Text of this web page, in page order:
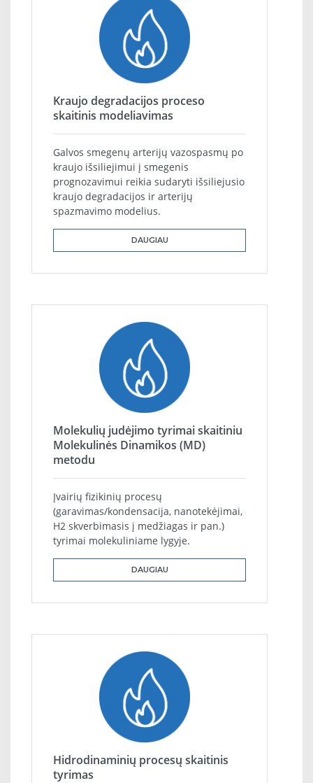
Kraujo degradacijos proceso
skaitinis modeliavimas
Galvos smegenų arterijų vazospasmų po
kraujo išsiliejimui į smegenis
prognozavimui reikia sudaryti išsiliejusio
kraujo degradacijos ir arterijų
spazmavimo modelius.
DAUGIAU
Molekulių judėjimo tyrimai skaitiniu
Molekulinės Dinamikos (MD)
metodu
Įvairių fizikinių procesų
(garavimas/kondensacija, nanotekėjimai,
H2 skverbimasis į medžiagas ir pan.)
tyrimai molekuliniame lygyje.
DAUGIAU
Hidrodinaminių procesų skaitinis
tyrimas